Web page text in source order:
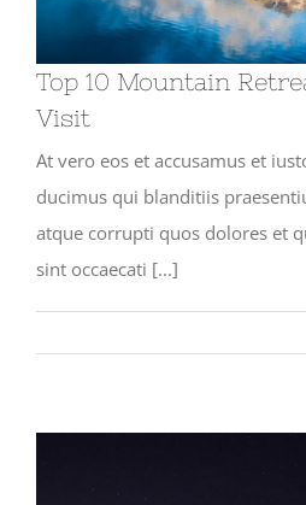
Top 10 Mountain
Visit
At vero eos et accusamus et
ducimus qui blanditiis
atque corrupti quos dolores et
sint occaecati [...]